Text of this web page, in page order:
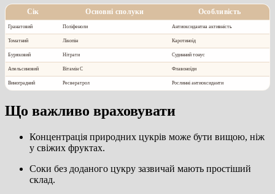
Сік Основні сполуки Особливість
Гранатовий Поліфеноли Антиоксидантна активність
Томатний Лікопін Каротиноїд
Буряковий Нітрати Судинний тонус
Апельсиновий Вітамін С Флавоноїди
Виноградний Ресвератрол Рослинні антиоксиданти
Що важливо враховувати
Концентрація природних цукрів може бути вищою, ніж
у свіжих фруктах.
Соки без доданого цукру зазвичай мають простіший
склад.